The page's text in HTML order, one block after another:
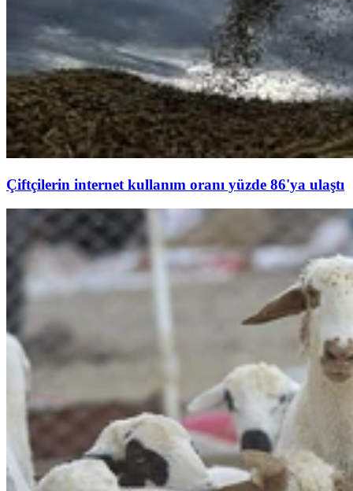
Çiftçilerin internet kullanım oranı yüzde 86'ya ulaştı